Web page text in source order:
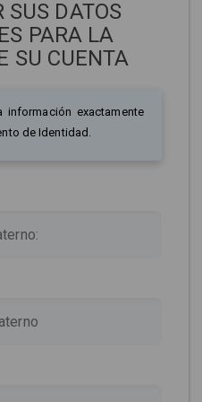
SUS DATOS
PARA LA
SU CUENTA
información exactamente
de Identidad.